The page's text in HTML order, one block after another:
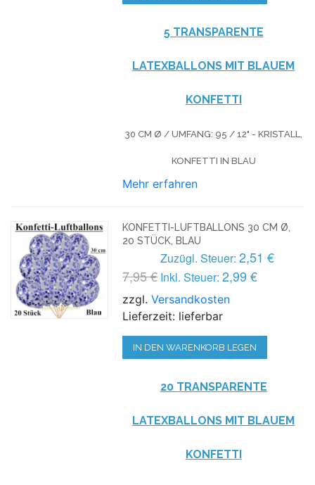
5 TRANSPARENTE
LATEXBALLONS MIT BLAUEM
KONFETTI
30 CM Ø / UMFANG: 95 / 12" - KRISTALL,
KONFETTI IN BLAU
Mehr erfahren
KONFETTI-LUFTBALLONS 30 CM Ø,
20 STÜCK, BLAU
7,95 €
Zuzügl. Steuer: 2,51 €
Inkl. Steuer: 2,99 €
zzgl.Versandkosten
Lieferzeit: lieferbar
IN DEN WARENKORB LEGEN
20 TRANSPARENTE
LATEXBALLONS MIT BLAUEM
KONFETTI